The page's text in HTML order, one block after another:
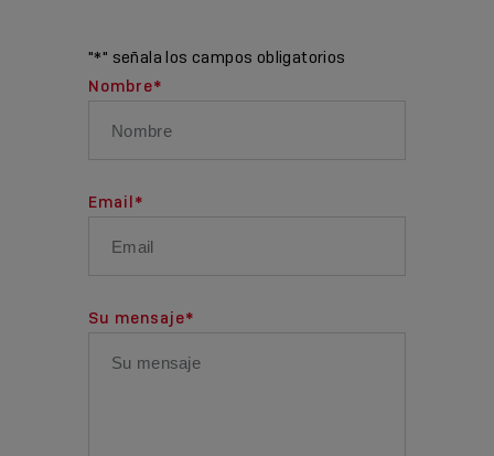
"*" señala los campos obligatorios
Nombre*
Email *
Su mensaje*